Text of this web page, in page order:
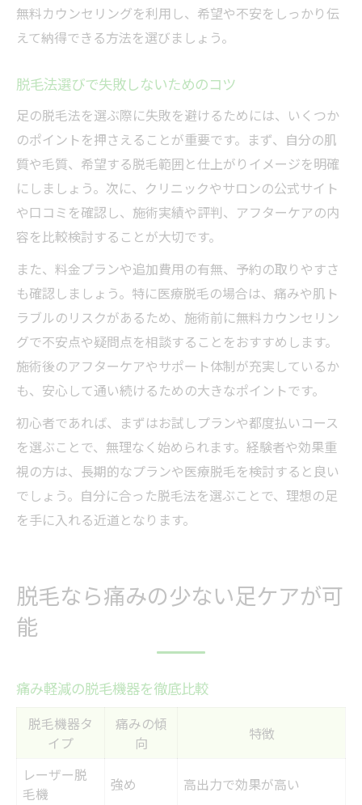
無料カウンセリングを利用し、希望や不安をしっかり伝
えて納得できる方法を選びましょう。
脱毛法選びで失敗しないためのコツ
足の脱毛法を選ぶ際に失敗を避けるためには、いくつか
のポイントを押さえることが重要です。まず、自分の肌
質や毛質、希望する脱毛範囲と仕上がりイメージを明確
にしましょう。次に、クリニックやサロンの公式サイト
や口コミを確認し、施術実績や評判、アフターケアの内
容を比較検討することが大切です。
また、料金プランや追加費用の有無、予約の取りやすさ
も確認しましょう。特に医療脱毛の場合は、痛みや肌ト
ラブルのリスクがあるため、施術前に無料カウンセリン
グで不安点や疑問点を相談することをおすすめします。
施術後のアフターケアやサポート体制が充実しているか
も、安心して通い続けるための大きなポイントです。
初心者であれば、まずはお試しプランや都度払いコース
を選ぶことで、無理なく始められます。経験者や効果重
視の方は、長期的なプランや医療脱毛を検討すると良い
でしょう。自分に合った脱毛法を選ぶことで、理想の足
を手に入れる近道となります。
脱毛なら痛みの少ない足ケアが可
能
痛み軽減の脱毛機器を徹底比較
脱毛機器タ
イプ
痛みの傾
向
特徴
レーザー脱
毛機
強め 高出力で効果が高い